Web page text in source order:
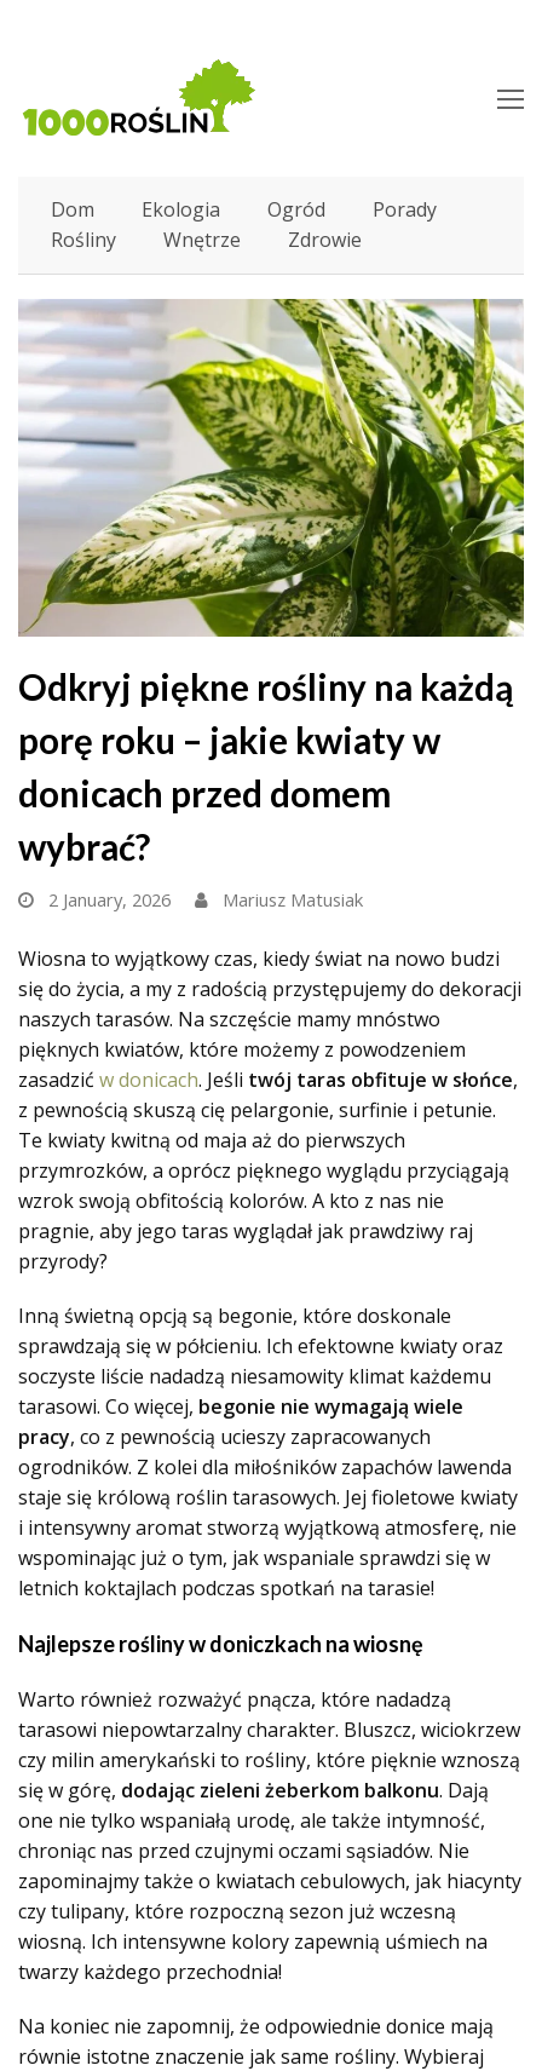
Dom Ekologia Ogród
Porady
Rośliny
Wnętrze Zdrowie
Odkryj piękne rośliny na każdą
porę roku – jakie kwiaty w
donicach przed domem
wybrać?
2 January, 2026 Mariusz Matusiak
Wiosna to wyjątkowy czas, kiedy świat na nowo budzi
się do życia, a my z radością przystępujemy do dekoracji
naszych tarasów. Na szczęście mamy mnóstwo
pięknych kwiatów, które możemy z powodzeniem
zasadzić w donicach. Jeśli twój taras obfituje w słońce,
z pewnością skuszą cię pelargonie, surfinie i petunie.
Te kwiaty kwitną od maja aż do pierwszych
przymrozków, a oprócz pięknego wyglądu przyciągają
wzrok swoją obfitością kolorów. A kto z nas nie
pragnie, aby jego taras wyglądał jak prawdziwy raj
przyrody?
Inną świetną opcją są begonie, które doskonale
sprawdzają się w półcieniu. Ich efektowne kwiaty oraz
soczyste liście nadadzą niesamowity klimat każdemu
tarasowi. Co więcej, begonie nie wymagają wiele
pracy, co z pewnością ucieszy zapracowanych
ogrodników. Z kolei dla miłośników zapachów lawenda
staje się królową roślin tarasowych. Jej fioletowe kwiaty
i intensywny aromat stworzą wyjątkową atmosferę, nie
wspominając już o tym, jak wspaniale sprawdzi się w
letnich koktajlach podczas spotkań na tarasie!
Najlepsze rośliny w doniczkach na wiosnę
Warto również rozważyć pnącza, które nadadzą
tarasowi niepowtarzalny charakter. Bluszcz, wiciokrzew
czy milin amerykański to rośliny, które pięknie wznoszą
się w górę, dodając zieleni żeberkom balkonu. Dają
one nie tylko wspaniałą urodę, ale także intymność,
chroniąc nas przed czujnymi oczami sąsiadów. Nie
zapominajmy także o kwiatach cebulowych, jak hiacynty
czy tulipany, które rozpoczną sezon już wczesną
wiosną. Ich intensywne kolory zapewnią uśmiech na
twarzy każdego przechodnia!
Na koniec nie zapomnij, że odpowiednie donice mają
równie istotne znaczenie jak same rośliny. Wybieraj